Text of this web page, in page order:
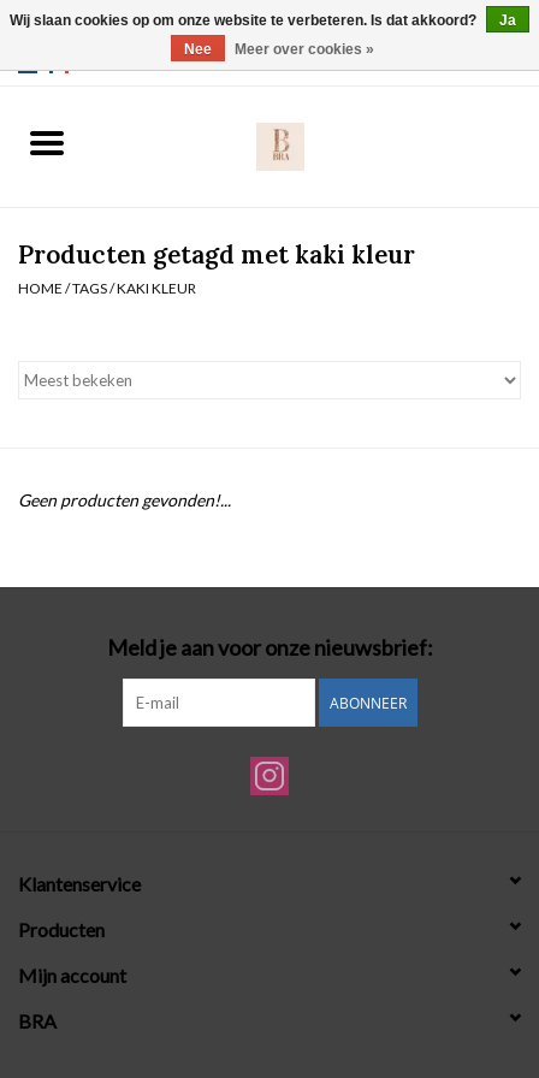
Slip
Nachtmode
Badmode
Lingerie-accessoires
Cadeaubonnen
Producten getagd met kaki kleur
HOME /TAGS/KAKI KLEUR
Geen producten gevonden!...
Meld je aan voor onze nieuwsbrief:
ABONNEER
Klantenservice
Producten
Mijn account
BRA
Wij slaan cookies op om onze website te verbeteren. Is dat akkoord?
Ja
Nee
Meer over cookies »
Webshop werkt met EU maten. .